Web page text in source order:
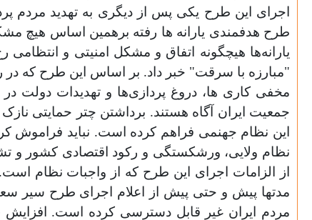
اجرای این طرح یکی‌ پس از دیگری به تهدید مردم
طرح هدفمندی یارانه ها رفته برهمین اساس هیچ
یارانه‌ها هیچگونه اتفاق و مشکل امنیتی و
"مبارزه با سرقت" خبر داد. بر اساس این طرح که در
مخفی‌ کاری ها، دروغ پردازی‌ها و تهدیدات دولت
جمعیت ایران آگاه هستند. برداشتن چتر حمایتی نازک
این نظام جهنمی فراهم کرده است. نباید فراموش
نظام ولایی، ورشکستگی و رکود اقتصادی کشور و
از الزامات اجرای این طرح که از واجبات نظام
مدتها پیش و حتی پیش از اعلام اجرای طرح سیر
مردم ایران غیر قابل دسترسی‌ کرده است. افزایش